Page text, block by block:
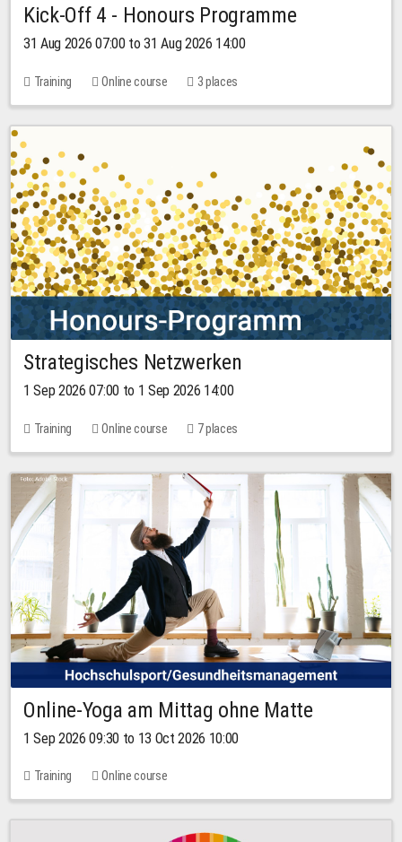
Kick-Off 4 - Honours Programme
31 Aug 2026 07:00 to 31 Aug 2026 14:00
Training Online course 3 places
Strategisches Netzwerken
1 Sep 2026 07:00 to 1 Sep 2026 14:00
Training Online course 7 places
Online-Yoga am Mittag ohne Matte
1 Sep 2026 09:30 to 13 Oct 2026 10:00
Training Online course